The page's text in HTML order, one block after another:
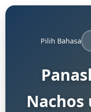
Pilih Bahasa